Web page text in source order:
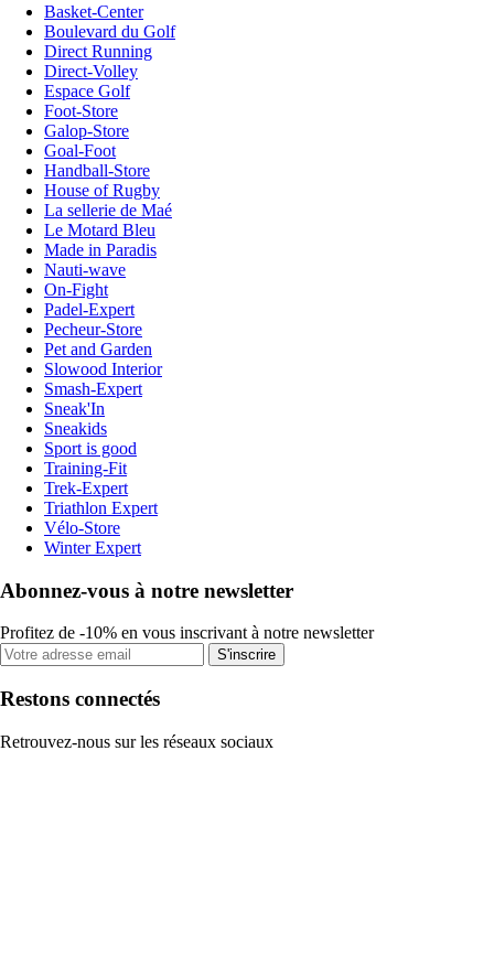
Basket-Center
Boulevard du Golf
Direct Running
Direct-Volley
Espace Golf
Foot-Store
Galop-Store
Goal-Foot
Handball-Store
House of Rugby
La sellerie de Maé
Le Motard Bleu
Made in Paradis
Nauti-wave
On-Fight
Padel-Expert
Pecheur-Store
Pet and Garden
Slowood Interior
Smash-Expert
Sneak'In
Sneakids
Sport is good
Training-Fit
Trek-Expert
Triathlon Expert
Vélo-Store
Winter Expert
Abonnez-vous à notre newsletter
Profitez de -10% en vous inscrivant à notre newsletter
S'inscrire
Restons connectés
Retrouvez-nous sur les réseaux sociaux